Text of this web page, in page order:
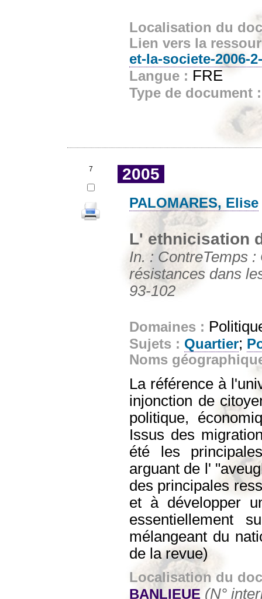
Localisation du
Lien vers la
et-la-societe-2006-
Langue : FRE
Type de document
7 2005
PALOMARES, Elise
L' ethnicisation
In. : ContreTemps
résistances dans
93-102
Domaines :
Sujets : Quartier;
Noms
La référence à
injonction de
politique,
Issus des
été les
arguant de l'
des principales
et à développer
essentiellement
mélangeant du
de la revue)
Localisation du
BANLIEUE (N°